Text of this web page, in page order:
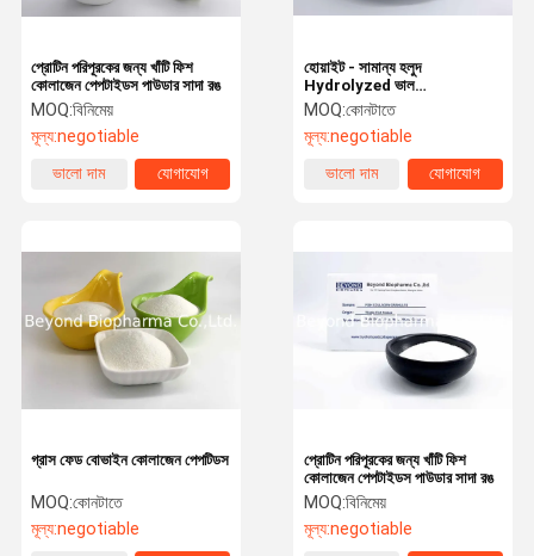
হোয়াইট - সামান্য হলুদ
Hydrolyzed ভাল
Flowability সঙ্গে কোলাজেন
পেপটাইড পাউডার
MOQ:কোনটাতে
মূল্য:negotiable
ভালো দাম
যোগাযোগ
প্রোটিন পরিপূরকের জন্য খাঁটি ফিশ
কোলাজেন পেপটাইডস পাউডার সাদা রঙ
MOQ:বিনিমেয়
মূল্য:negotiable
ভালো দাম
যোগাযোগ
প্রোটিন পরিপূরকের জন্য খাঁটি ফিশ
কোলাজেন পেপটাইডস পাউডার সাদা রঙ
MOQ:বিনিমেয়
মূল্য:negotiable
গ্রাস ফেড বোভাইন কোলাজেন পেপটিডস
MOQ:কোনটাতে
মূল্য:negotiable